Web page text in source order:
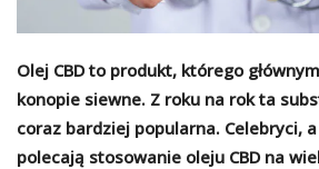
Olej CBD to produkt, którego
konopie siewne. Z roku na rok ta
coraz bardziej popularna. Celebryci,
polecają stosowanie oleju CBD na